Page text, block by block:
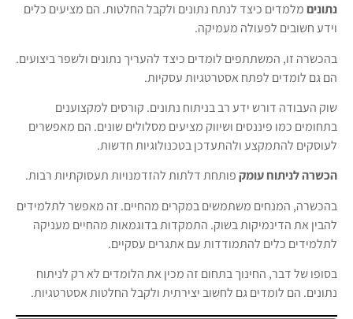
נתוניםמלמדים כיצד לנתח נתונים ולקבל החלטות. הם מציעים כלים
וידע חשובים לפעולה מעמיקה.
בהכשרה זו, המשתתפים לומדים כיצד להעריך נתונים ולשפר ביצועים.
הם גם לומדים לפתח אסטרטגיות עסקיות.
שוק העבודה דורש ידע רב בניתוח נתונים. קורסים למקצוענים
בתחומים כמו פיננסים ושיווק מציעים מסלולים שונים. הם מאפשרים
לעוסקים להתמקצע ולהתעדכן בטכנולוגיות חדשות.
הכשרה לניתוח עומקפותחת דלתות להזדמנויות תעסוקתיות רבות.
בהכשרה, המנחים משתמשים במקרים מהחיים. זה מאפשר לתלמידים
להבין את הדינמיקות בשוק. התמקדות בדוגמאות מהחיים מעניקה
לתלמידים כלים להתמודדות עם אתגרים עסקיים.
בסופו של דבר, החינוך בתחום זה מכין את הלומדים לא רק לניתוח
נתונים. הם לומדים גם לחשוב יצירתית ולקבל החלטות אסטרטגיות.